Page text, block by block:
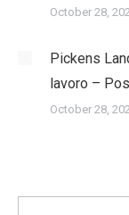
October 28,
Pickens
lavoro –
October 28,